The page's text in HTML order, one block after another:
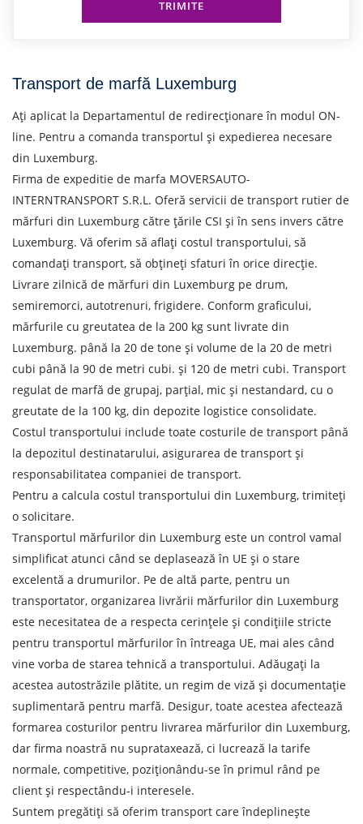
TRIMITE
Transport de marfă Luxemburg
Ați aplicat la Departamentul de redirecționare în modul ON-
line. Pentru a comanda transportul și expedierea necesare
din Luxemburg.
Firma de expeditie de marfa MOVERSAUTO-
INTERNTRANSPORT S.R.L. Oferă servicii de transport rutier de
mărfuri din Luxemburg către țările CSI și în sens invers către
Luxemburg. Vă oferim să aflați costul transportului, să
comandați transport, să obțineți sfaturi în orice direcție.
Livrare zilnică de mărfuri din Luxemburg pe drum,
semiremorci, autotrenuri, frigidere. Conform graficului,
mărfurile cu greutatea de la 200 kg sunt livrate din
Luxemburg. până la 20 de tone și volume de la 20 de metri
cubi până la 90 de metri cubi. și 120 de metri cubi. Transport
regulat de marfă de grupaj, parțial, mic și nestandard, cu o
greutate de la 100 kg, din depozite logistice consolidate.
Costul transportului include toate costurile de transport până
la depozitul destinatarului, asigurarea de transport și
responsabilitatea companiei de transport.
Pentru a calcula costul transportului din Luxemburg, trimiteți
o solicitare.
Transportul mărfurilor din Luxemburg este un control vamal
simplificat atunci când se deplasează în UE și o stare
excelentă a drumurilor. Pe de altă parte, pentru un
transportator, organizarea livrării mărfurilor din Luxemburg
este necesitatea de a respecta cerințele și condițiile stricte
pentru transportul mărfurilor în întreaga UE, mai ales când
vine vorba de starea tehnică a transportului. Adăugați la
acestea autostrăzile plătite, un regim de viză și documentație
suplimentară pentru marfă. Desigur, toate acestea afectează
formarea costurilor pentru livrarea mărfurilor din Luxemburg,
dar firma noastră nu suprataxează, ci lucrează la tarife
normale, competitive, poziționându-se în primul rând pe
client și respectându-i interesele.
Suntem pregătiți să oferim transport care îndeplinește
Aflați despre costurile de
expediere
Descarcă țara
Descarcă orașul
Orașul de descărcare de gestiune
Data de descărcare
Tipul de transport
Greutatea sarcinii, ( t )
Volumul încărcăturii
Persoana de contact